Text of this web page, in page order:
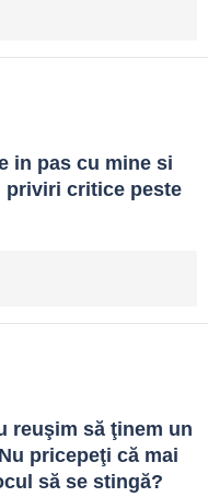
in pas cu mine si
priviri critice peste
reuşim să ţinem un
pricepeţi că mai
să se stingă?